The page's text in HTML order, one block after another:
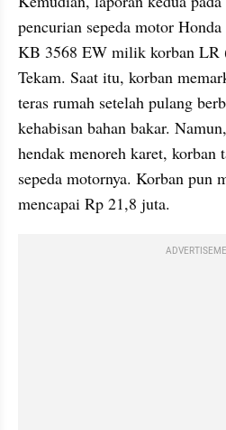
pencurian sepeda motor
KB 3568 EW milik korban LR
Tekam. Saat itu, korban
teras rumah setelah pulang
kehabisan bahan bakar.
hendak menoreh karet, korban
sepeda motornya. Korban pun
mencapai Rp 21,8 juta.